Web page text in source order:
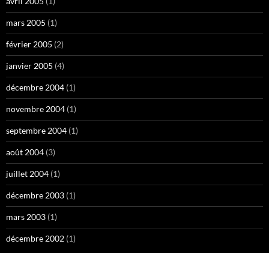
mars 2005 (1)
février 2005 (2)
janvier 2005 (4)
décembre 2004 (1)
novembre 2004 (1)
septembre 2004 (1)
août 2004 (3)
juillet 2004 (1)
décembre 2003 (1)
mars 2003 (1)
décembre 2002 (1)